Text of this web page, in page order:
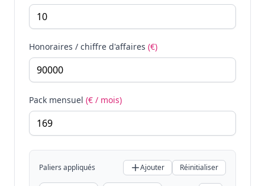
Honoraires / chiffre d'affaires (€)
Pack mensuel (€ / mois)
Paliers appliqués Ajouter Réinitialiser